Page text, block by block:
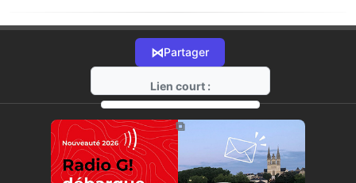
⋈Partager
Lien court :
https://radio-g.fr?16138
⧉